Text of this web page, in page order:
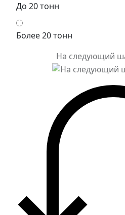
До 20 тонн
Более 20 тонн